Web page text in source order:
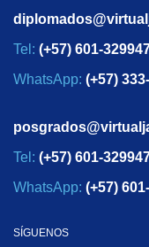
Tel: (+57) 601-
WhatsApp: (+57)
Tel: (+57) 601-
WhatsApp: (+57)
SÍGUENOS